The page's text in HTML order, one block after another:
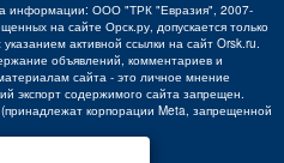
информации: ООО "ТРК "Евразия", 2007-
на сайте Орск.ру, допускается только
активной ссылки на сайт Orsk.ru.
объявлений, комментариев и
сайта - это личное мнение
экспорт содержимого сайта запрещен.
корпорации Meta, запрещенной